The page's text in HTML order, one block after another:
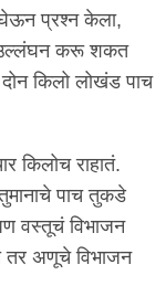
घेऊन प्रश्न केला,
उल्लंघन करू शकत
किलो लोखंड पाच
किलोच राहातं.
पाच तुकडे
वस्तूचं विभाजन
अणूचे विभाजन